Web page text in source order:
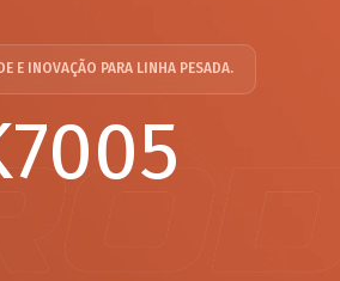
E INOVAÇÃO PARA LINHA PESADA.